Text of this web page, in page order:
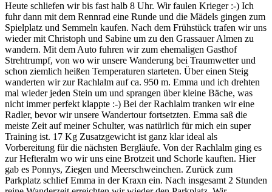
Heute schliefen wir bis fast halb 8 Uhr. Wir faulen Krieger :-) Ich
fuhr dann mit dem Rennrad eine Runde und die Mädels gingen zum
Spielplatz und Semmeln kaufen. Nach dem Frühstück trafen wir uns
wieder mit Christoph und Sabine um zu den Grassauer Almen zu
wandern. Mit dem Auto fuhren wir zum ehemaligen Gasthof
Strehtrumpf, von wo wir unsere Wanderung bei Traumwetter und
schon ziemlich heißen Temperaturen starteten. Über einen Steig
wanderten wir zur Rachlalm auf ca. 950 m. Emma und ich drehten
mal wieder jeden Stein um und sprangen über kleine Bäche, was
nicht immer perfekt klappte :-) Bei der Rachlalm tranken wir eine
Radler, bevor wir unsere Wandertour fortsetzten. Emma saß die
meiste Zeit auf meiner Schulter, was natürlich für mich ein super
Training ist. 17 Kg Zusatzgewicht ist ganz klar ideal als
Vorbereitung für die nächsten Bergläufe. Von der Rachlalm ging es
zur Hefteralm wo wir uns eine Brotzeit und Schorle kauften. Hier
gab es Ponnys, Ziegen und Meerschweinchen. Zurück zum
Parkplatz schlief Emma in der Kraxn ein. Nach insgesamt 2 Stunden